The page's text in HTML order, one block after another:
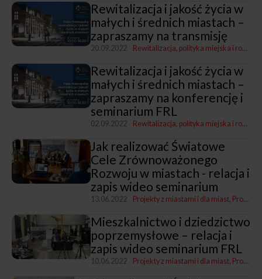
Rewitalizacja i jakość życia w
małych i średnich miastach –
zapraszamy na transmisję
20.09.2022 Rewitalizacja, polityka miejska i rozwój
Rewitalizacja i jakość życia w
małych i średnich miastach –
zapraszamy na konferencję i
seminarium FRL
02.09.2022 Rewitalizacja, polityka miejska i rozwój
Jak realizować Światowe
Cele Zrównoważonego
Rozwoju w miastach - relacja i
zapis wideo seminarium
13.06.2022 Projekty z miastami i dla miast Program „Rozwój lokalny"
Mieszkalnictwo i dziedzictwo
poprzemysłowe – relacja i
zapis wideo seminarium FRL
10.06.2022 Projekty z miastami i dla miast Program „Rozwój lokalny"